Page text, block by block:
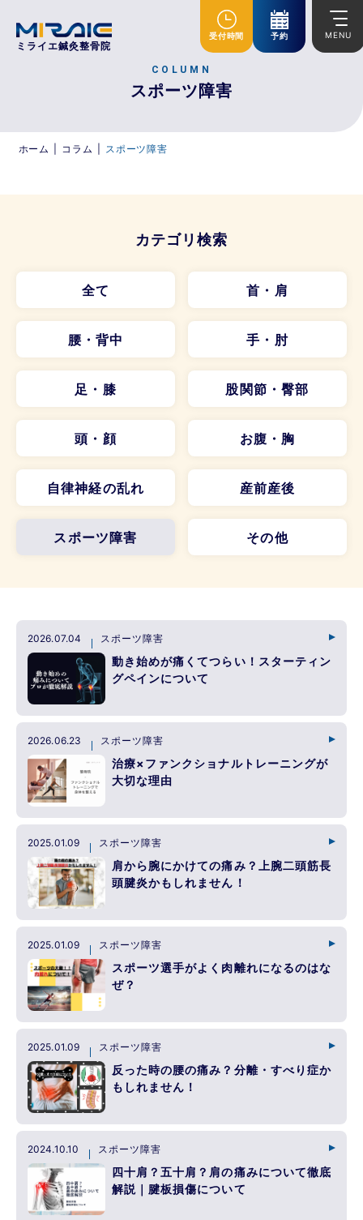
ミライエ鍼灸整骨院
受付時間 予約 MENU
COLUMN
スポーツ障害
ホーム コラム スポーツ障害
カテゴリ検索
全て 首・肩
腰・背中 手・肘
足・膝 股関節・臀部
頭・顔 お腹・胸
自律神経の乱れ 産前産後
スポーツ障害 その他
2026.07.04 スポーツ障害
動き始めが痛くてつらい！スターティン
グペインについて
2026.06.23 スポーツ障害
治療×ファンクショナルトレーニングが
大切な理由
2025.01.09 スポーツ障害
肩から腕にかけての痛み？上腕二頭筋長
頭腱炎かもしれません！
2025.01.09 スポーツ障害
スポーツ選手がよく肉離れになるのはな
ぜ？
2025.01.09 スポーツ障害
反った時の腰の痛み？分離・すべり症か
もしれません！
2024.10.10 スポーツ障害
四十肩？五十肩？肩の痛みについて徹底
解説｜腱板損傷について